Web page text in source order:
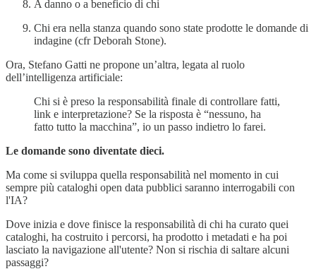
A danno o a beneficio di chi
Chi era nella stanza quando sono state prodotte le domande di
indagine (cfr Deborah Stone).
Ora, Stefano Gatti ne propone un’altra, legata al ruolo
dell’intelligenza artificiale:
Chi si è preso la responsabilità finale di controllare fatti,
link e interpretazione? Se la risposta è “nessuno, ha
fatto tutto la macchina”, io un passo indietro lo farei.
Le domande sono diventate dieci.
Ma come si sviluppa quella responsabilità nel momento in cui
sempre più cataloghi open data pubblici saranno interrogabili con
l'IA?
Dove inizia e dove finisce la responsabilità di chi ha curato quei
cataloghi, ha costruito i percorsi, ha prodotto i metadati e ha poi
lasciato la navigazione all'utente? Non si rischia di saltare alcuni
passaggi?